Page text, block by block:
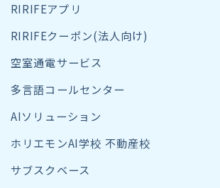
RIRIFEアプリ
RIRIFEクーポン(法人向け)
空室通電サービス
多言語コールセンター
AIソリューション
ホリエモンAI学校 不動産校
サブスクベース